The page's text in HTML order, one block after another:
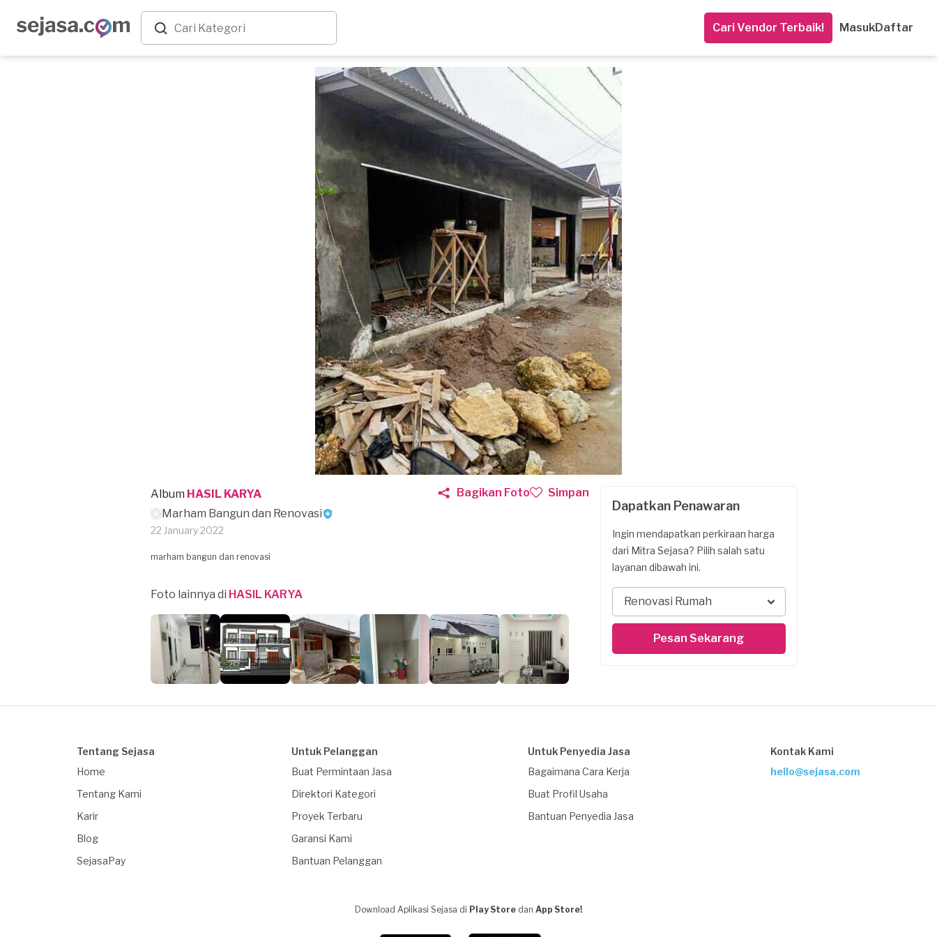
Cari Vendor Terbaik! MasukDaftar
Album HASIL KARYA
Marham Bangun dan Renovasi
22 January 2022
Bagikan Foto Simpan
marham bangun dan renovasi
Foto lainnya di HASIL KARYA
Dapatkan Penawaran
Ingin mendapatkan perkiraan harga
dari Mitra Sejasa? Pilih salah satu
layanan dibawah ini.
Renovasi Rumah
Pesan Sekarang
Tentang Sejasa
Home
Tentang Kami
Karir
Blog
SejasaPay
Untuk Pelanggan
Buat Permintaan Jasa
Direktori Kategori
Proyek Terbaru
Garansi Kami
Bantuan Pelanggan
Untuk Penyedia Jasa
Bagaimana Cara Kerja
Buat Profil Usaha
Bantuan Penyedia Jasa
Kontak Kami
hello@sejasa.com
Download Aplikasi Sejasa di Play Store dan App Store!